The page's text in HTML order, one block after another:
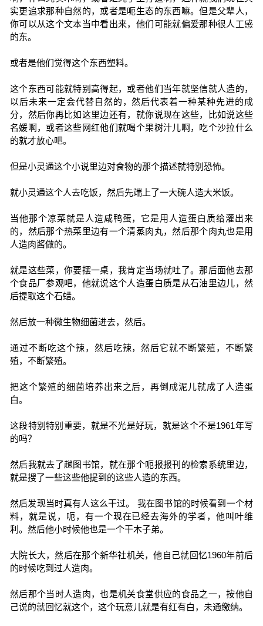
实更追求那种自然的，或者是呃生态的东西嘛。但是父辈人，
你可以从这个文本当中看出来，他们可能就偏爱那种很人工感
的东。
或者是他们觉得这个东西塑料。
这个东西可能就特别高得起，或者他们当年就坚信就人造的，
以后未来一定会代替自然的，然后代表着一种某种先进的成
分，然后你再比如这里边还有，就你说现在这些，比如说这些
名媛啊，或者这些网红他们就喝个果树汁儿啊，吃个沙拉什么
的就才放心吧。
但是小灵通这个小说里边对食物的那个描述就特别恐怖。
就小灵通这个人去吃饭，然后先端上了一大碗人造大米饭。
当他那个凉菜就是人造咸鸭蛋，它是用人造蛋白质给灌出来
的，然后那个热菜里边有一个清蒸肉丸，然后那个肉丸也是用
人造肉酱做的。
就是这些菜，你要摆一桌，我肯定当场就吐了。那后面他去那
个食品厂参观吧，他就说这个人造蛋白质是从石油里边儿，然
后提取这个石蜡。
然后放一种微生物细菌进去，然后。
通过不断吃这个辣，然后吃辣，然后它就不断繁殖，不断繁
殖，不断繁殖。
把这个繁殖的细菌培养出来之后，再倒成泥儿就成了人造蛋
白。
这段特别特别重要，就是不光是好玩，就是这个不是1961年写
的吗？
然后我就去了趟图书馆，就在那个呃报报刊的检索系统里边，
就是搜了一些这些他提到的这些人造的东西。
然后发现当时真有人这么干过。 我在图书馆的时候看到一个材
料，就是说，呃，有一个现在已经去海外的学者，他叫叶维
利。然后他小时候他也是一个干木子弟。
大院长大，然后在那个新华社机关，他自己就回忆1960年前后
的时候吃到过人造肉。
然后那个当时人造肉，也是机关食堂供应的食品之一，按他自
己说的就回忆就这个，这个玩意儿就是有红有白，未通缴纳。